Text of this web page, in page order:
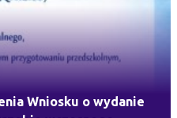
Wniosku o wydanie